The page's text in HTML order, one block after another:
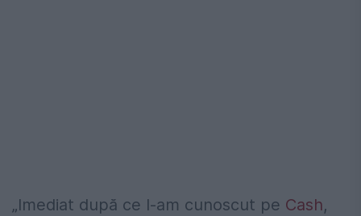
„Imediat după ce l-am cunoscut pe Cash,